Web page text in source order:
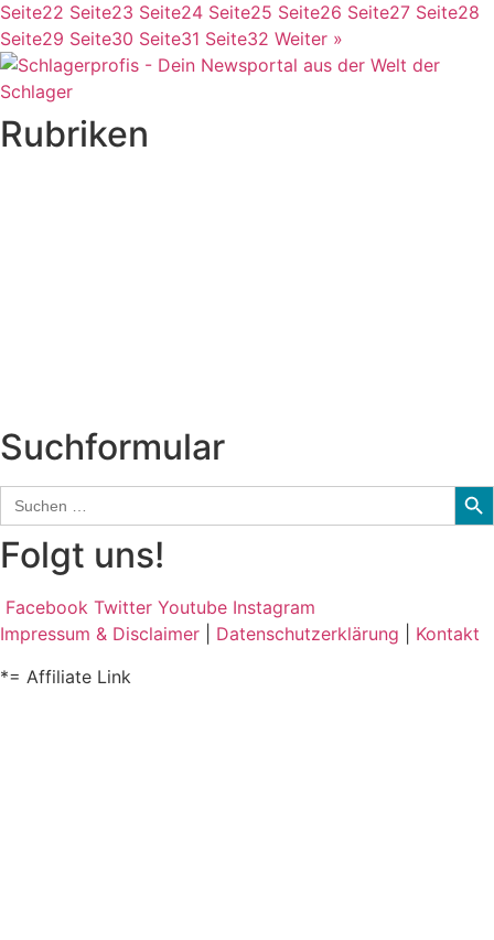
Seite22 Seite23 Seite24 Seite25 Seite26 Seite27 Seite28
Seite29 Seite30 Seite31 Seite32 Weiter »
Rubriken
Suchformular
Search
for:
Folgt uns!
Facebook Twitter Youtube Instagram
Impressum & Disclaimer
Datenschutzerklärung
Kontakt
*= Affiliate Link